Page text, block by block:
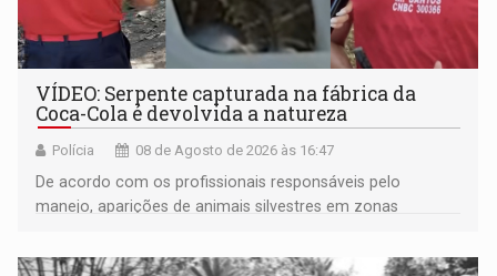
VÍDEO: Serpente capturada na fábrica da
Coca-Cola é devolvida a natureza
Polícia 08 de Agosto de 2026 às 16:47
De acordo com os profissionais responsáveis pelo
manejo, aparições de animais silvestres em zonas